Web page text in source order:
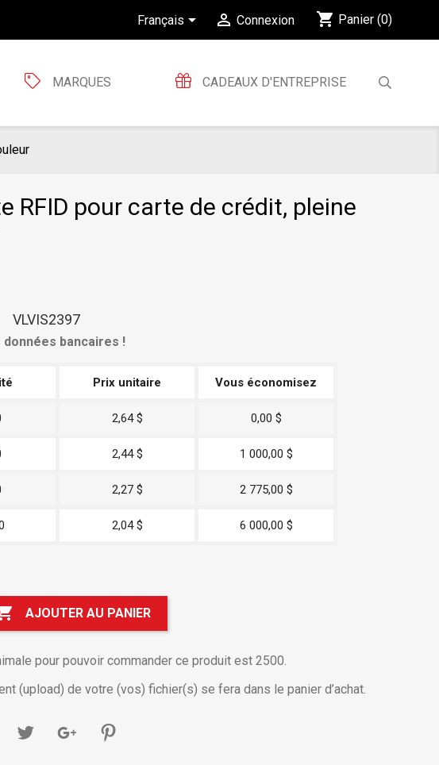
Français  Connexion shopping_cart Panier (0)
MARQUES CADEAUX D'ENTREPRISE
RFID pour carte de crédit, pleine
VLVIS2397
bancaires !
Prix unitaire Vous économisez
2,64 $ 0,00 $
2,44 $ 1 000,00 $
2,27 $ 2 775,00 $
2,04 $ 6 000,00 $
AJOUTER AU PANIER
pour pouvoir commander ce produit est 2500.
(upload) de votre (vos) fichier(s) se fera dans le panier d’achat.